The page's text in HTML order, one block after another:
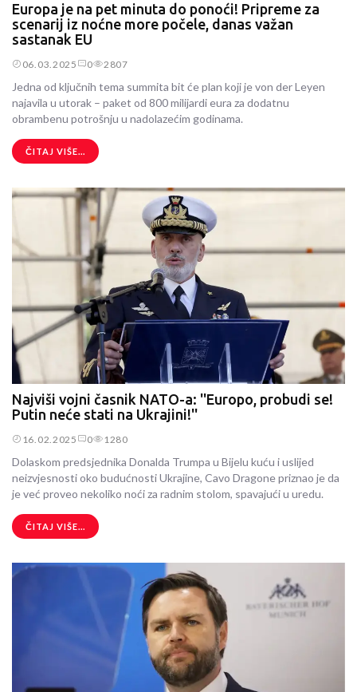
Europa je na pet minuta do ponoći! Pripreme za
scenarij iz noćne more počele, danas važan
sastanak EU
06.03.2025 0 2807
Jedna od ključnih tema summita bit će plan koji je von der Leyen
najavila u utorak – paket od 800 milijardi eura za dodatnu
obrambenu potrošnju u nadolazećim godinama.
ČITAJ VIŠE...
Najviši vojni časnik NATO-a: ''Europo, probudi se!
Putin neće stati na Ukrajini!''
16.02.2025 0 1280
Dolaskom predsjednika Donalda Trumpa u Bijelu kuću i uslijed
neizvjesnosti oko budućnosti Ukrajine, Cavo Dragone priznao je da
je već proveo nekoliko noći za radnim stolom, spavajući u uredu.
ČITAJ VIŠE...